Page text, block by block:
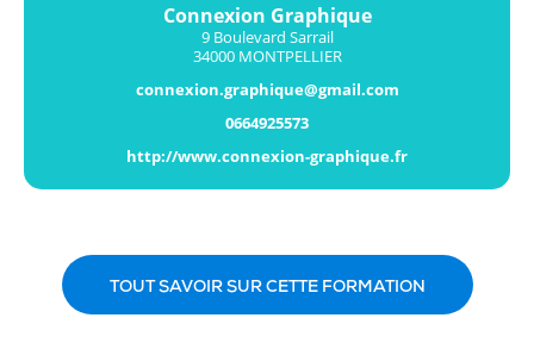
Connexion Graphique
9 Boulevard Sarrail
34000 MONTPELLIER
connexion.graphique@gmail.com
0664925573
http://www.connexion-graphique.fr
TOUT SAVOIR SUR CETTE FORMATION